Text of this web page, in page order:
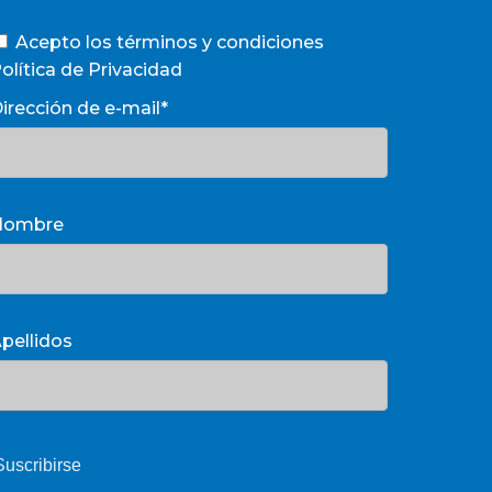
Acepto los términos y condiciones
de Privacidad
de e-mail*